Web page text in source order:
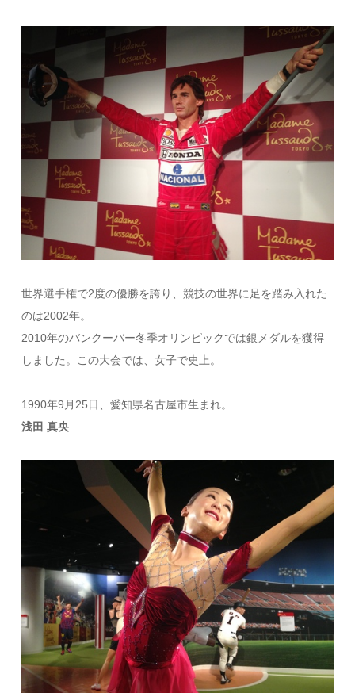
世界選手権で2度の優勝を誇り、競技の世界に足を踏み入れた
のは2002年。
2010年のバンクーバー冬季オリンピックでは銀メダルを獲得
しました。この大会では、女子で史上。
1990年9月25日、愛知県名古屋市生まれ。
浅田 真央